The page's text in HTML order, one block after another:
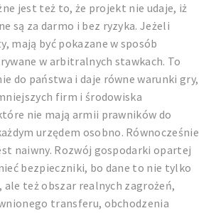
jest też to, że projekt nie udaje, iż
są za darmo i bez ryzyka. Jeżeli
mają być pokazane w sposób
w arbitralnych stawkach. To
do państwa i daje równe warunki gry,
firm i środowiska
nie mają armii prawników do
urzędem osobno. Równocześnie
naiwny. Rozwój gospodarki opartej
bezpieczniki, bo dane to nie tylko
też obszar realnych zagrożeń,
transferu, obchodzenia